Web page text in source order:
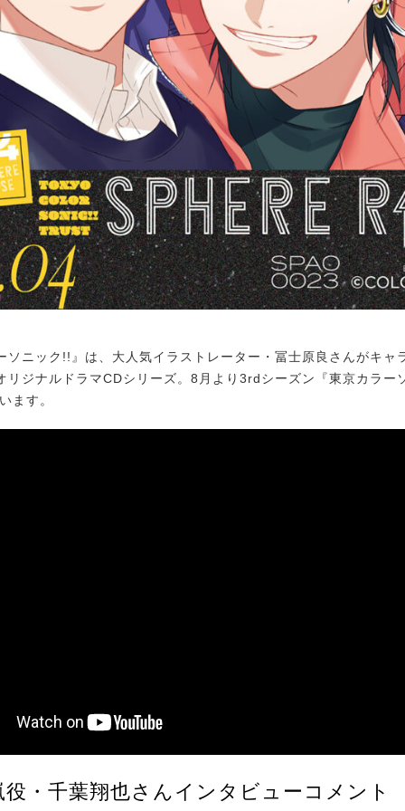
ニック!!』は、大人気イラストレーター・冨士原良さんがキャ
リジナルドラマCDシリーズ。8月より3rdシーズン『東京カラー
ます。
役・千葉翔也さんインタビューコメント